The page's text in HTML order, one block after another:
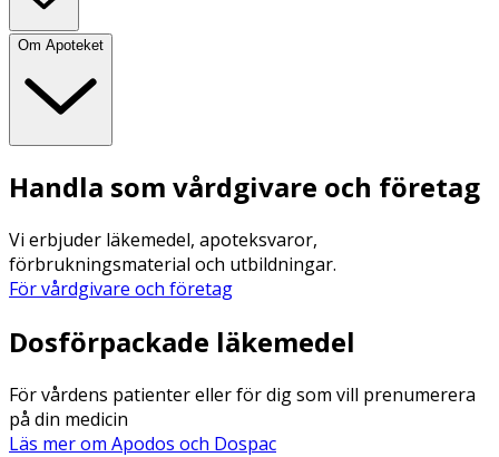
Om Apoteket
Handla som vårdgivare och företag
Vi erbjuder läkemedel, apoteksvaror,
förbrukningsmaterial och utbildningar.
För vårdgivare och företag
Dosförpackade läkemedel
För vårdens patienter eller för dig som vill prenumerera
på din medicin
Läs mer om Apodos och Dospac